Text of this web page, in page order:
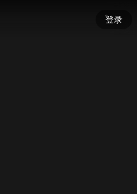
登录